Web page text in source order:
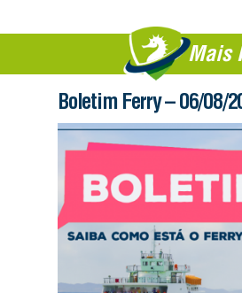
Mais
Boletim Ferry – 06/08/